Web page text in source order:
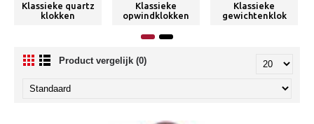
Klassieke quartz
klokken
Klassieke
opwindklokken
Klassieke
gewichtenklok
Product vergelijk (0)